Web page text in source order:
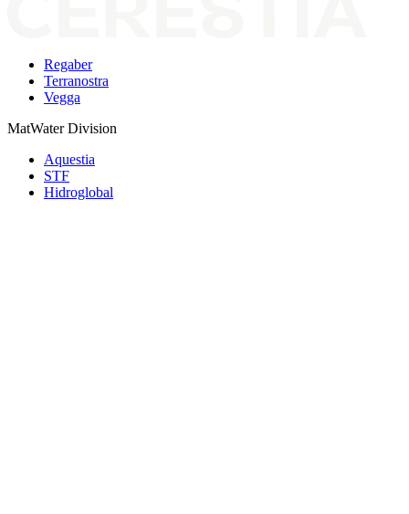
Regaber
Terranostra
Vegga
MatWater Division
Aquestia
STF
Hidroglobal